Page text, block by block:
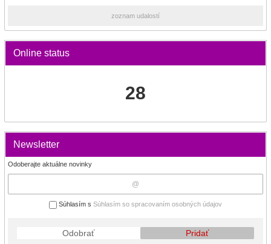
zoznam udalostí
Online status
28
Newsletter
Odoberajte aktuálne novinky
Súhlasím s Súhlasím so spracovaním osobných údajov
Odobrať Pridať